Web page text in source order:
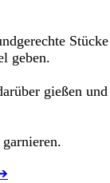
Stücke
geben.
gießen und